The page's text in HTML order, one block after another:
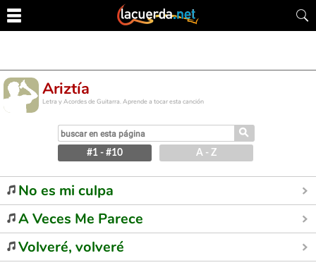
Ariztía
Letra y Acordes de Guitarra. Aprende a tocar esta canción
⚲
#1 - #10 A - Z
No es mi culpa
A Veces Me Parece
Volveré, volveré